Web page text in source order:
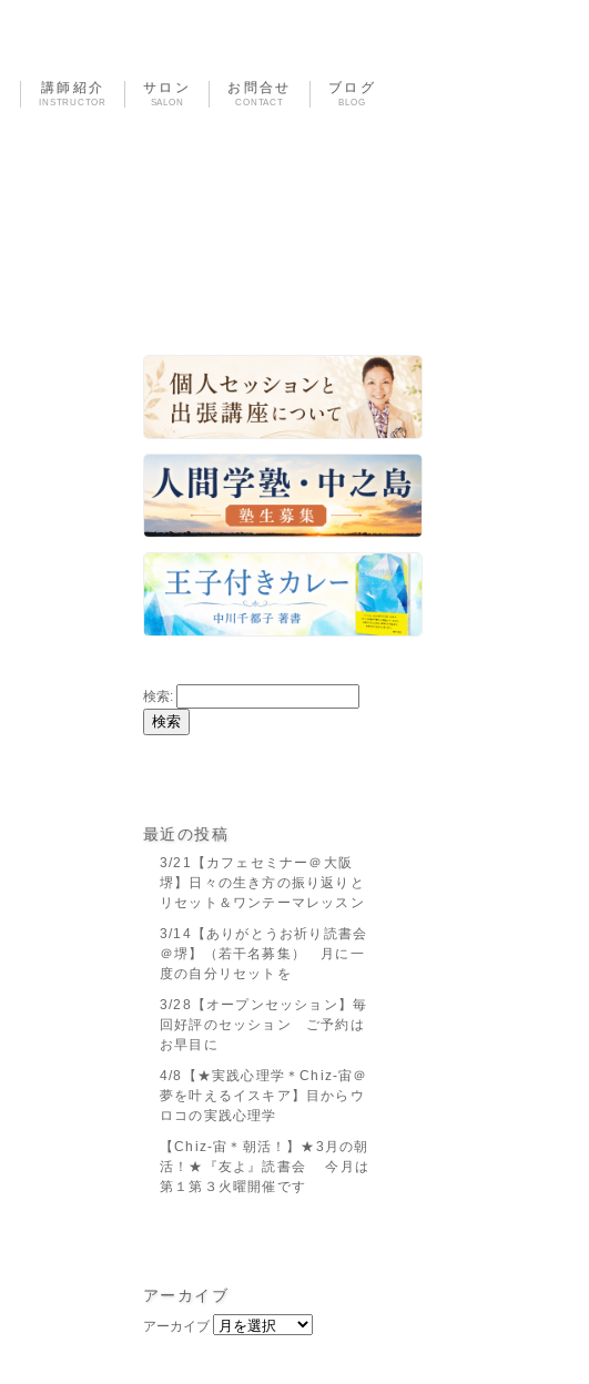
講師紹介
INSTRUCTOR
サロン
SALON
お問合せ
CONTACT
ブログ
BLOG
検索:
最近の投稿
3/21【カフェセミナー＠大阪
堺】日々の生き方の振り返りと
リセット＆ワンテーマレッスン
3/14【ありがとうお祈り読書会
＠堺】（若干名募集） 月に一
度の自分リセットを
3/28【オープンセッション】毎
回好評のセッション ご予約は
お早目に
4/8【★実践心理学＊Chiz-宙＠
夢を叶えるイスキア】目からウ
ロコの実践心理学
【Chiz-宙＊朝活！】★3月の朝
活！★『友よ』読書会 今月は
第１第３火曜開催です
アーカイブ
アーカイブ